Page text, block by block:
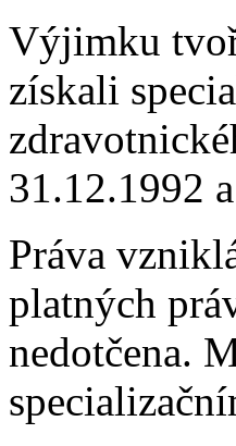
Výjimku
získali
31.12.1992
Práva
platných
nedotčena.